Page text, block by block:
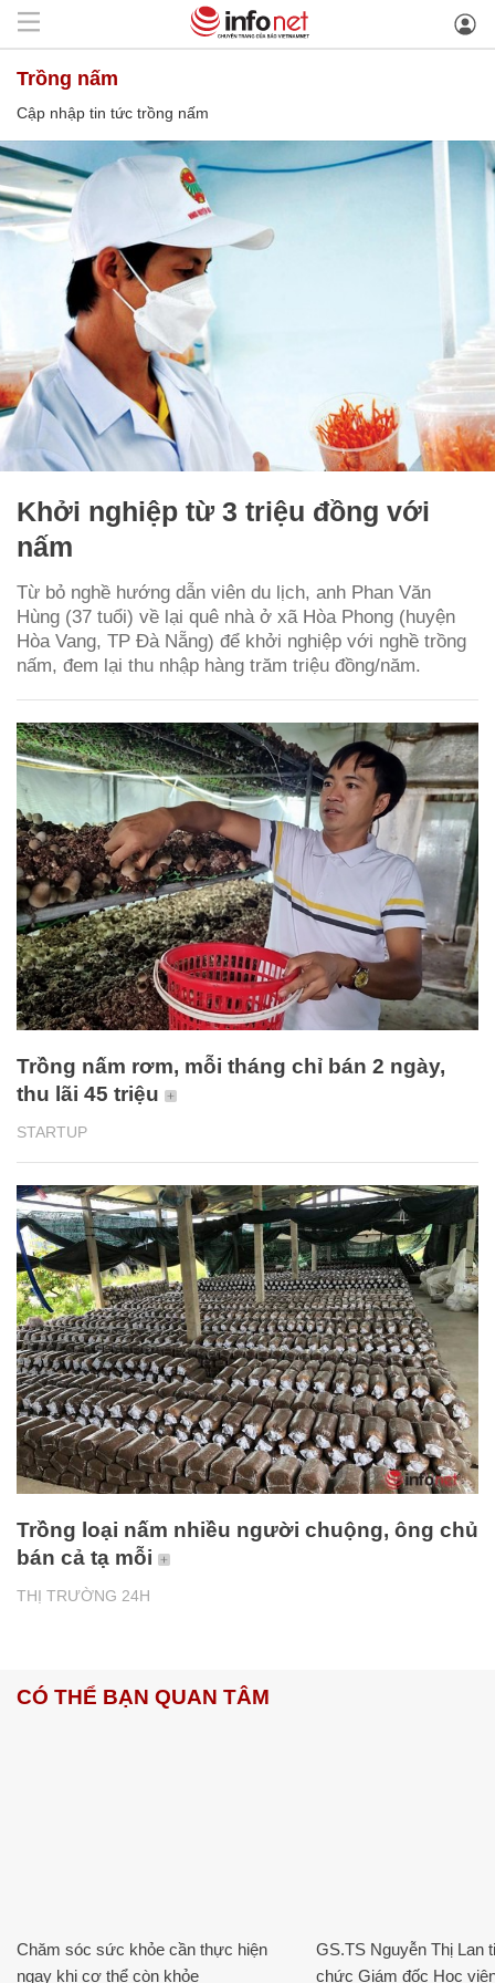
trồng nấm
Cập nhập tin tức trồng nấm
Khởi nghiệp từ 3 triệu đồng với
nấm
Từ bỏ nghề hướng dẫn viên du lịch, anh Phan Văn
Hùng (37 tuổi) về lại quê nhà ở xã Hòa Phong (huyện
Hòa Vang, TP Đà Nẵng) để khởi nghiệp với nghề trồng
nấm, đem lại thu nhập hàng trăm triệu đồng/năm.
STARTUP
Trồng nấm rơm, mỗi tháng chỉ bán 2 ngày,
thu lãi 45 triệu
THỊ TRƯỜNG 24H
Trồng loại nấm nhiều người chuộng, ông chủ
bán cả tạ mỗi
CÓ THỂ BẠN QUAN TÂM
Chăm sóc sức khỏe cần thực hiện
ngay khi cơ thể còn khỏe
GS.TS Nguyễn Thị Lan
chức Giám đốc Học